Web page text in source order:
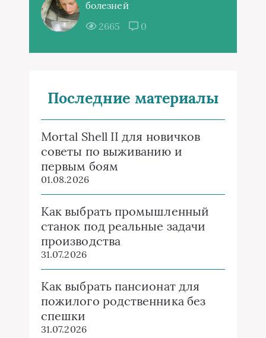
болезней
2665
0
Последние материалы
Mortal Shell II для новичков
советы по выживанию и
первым боям
01.08.2026
Как выбрать промышленный
станок под реальные задачи
производства
31.07.2026
Как выбрать пансионат для
пожилого родственника без
спешки
31.07.2026